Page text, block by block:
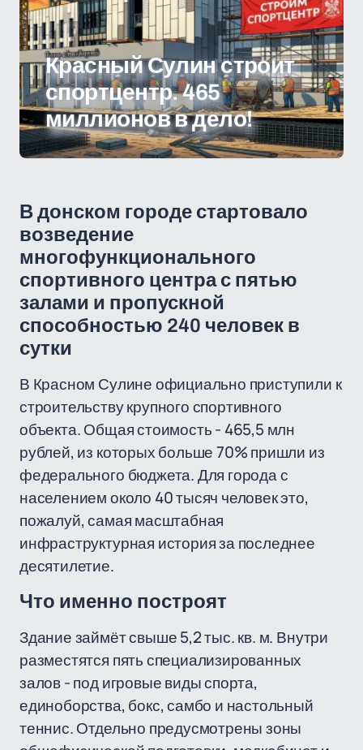
Красный Сулин строит
спортцентр. 465
миллионов в дело!
В донском городе стартовало
возведение
многофункционального
спортивного центра с пятью
залами и пропускной
способностью 240 человек в
сутки
В Красном Сулине официально приступили к
строительству крупного спортивного
объекта. Общая стоимость - 465,5 млн
рублей, из которых больше 70% пришли из
федерального бюджета. Для города с
населением около 40 тысяч человек это,
пожалуй, самая масштабная
инфраструктурная история за последнее
десятилетие.
Что именно построят
Здание займёт свыше 5,2 тыс. кв. м. Внутри
разместятся пять специализированных
залов - под игровые виды спорта,
единоборства, бокс, самбо и настольный
теннис. Отдельно предусмотрены зоны